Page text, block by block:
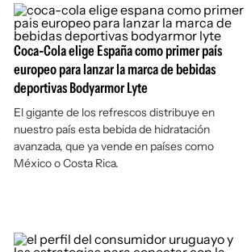
Coca-Cola elige España como primer país
europeo para lanzar la marca de bebidas
deportivas Bodyarmor Lyte
El gigante de los refrescos distribuye en
nuestro país esta bebida de hidratación
avanzada, que ya vende en países como
México o Costa Rica.